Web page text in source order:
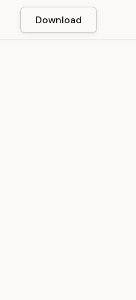
Download